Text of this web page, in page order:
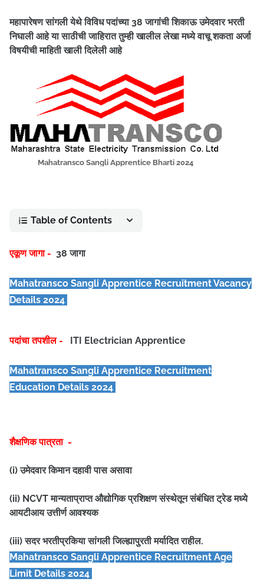
महापारेषण सांगली येथे विविध पदांच्या 38 जागांची शिकाऊ उमेदवार भरती
निघाली आहेया साठीची जाहिरात तुम्ही खालील लेखा मध्ये वाचू शकता अर्जा
विषयीची माहिती खाली दिलेली आहे
Mahatransco Sangli Apprentice Bharti 2024
Table of Contents
एकूण जागा - 38 जागा
Mahatransco Sangli Apprentice Recruitment Vacancy
Details 2024
पदांचा तपशील - ITI Electrician Apprentice
Mahatransco Sangli Apprentice Recruitment
Education Details 2024
शैक्षणिक पात्रता -
(i) उमेदवार किमान दहावी पास असावा
(ii) NCVT मान्यताप्राप्त औद्योगिक प्रशिक्षण संस्थेतून संबंधित ट्रेड मध्ये
आयटीआय उत्तीर्ण आवश्यक
(iii) सदर भरतीप्रकिया सांगली जिल्ह्यापुरती मर्यादित राहील.
Mahatransco Sangli Apprentice Recruitment Age
Limit Details 2024